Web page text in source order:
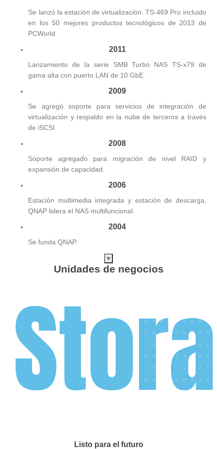
Se lanzó la estación de virtualización. TS-469 Pro incluido
en los 50 mejores productos tecnológicos de 2013 de
PCWorld
2011
Lanzamiento de la serie SMB Turbo NAS TS-x79 de
gama alta con puerto LAN de 10 GbE.
2009
Se agregó soporte para servicios de integración de
virtualización y respaldo en la nube de terceros a través
de iSCSI.
2008
Soporte agregado para migración de nivel RAID y
expansión de capacidad.
2006
Estación multimedia integrada y estación de descarga,
QNAP lidera el NAS multifuncional.
2004
Se funda QNAP.
▼
Unidades de negocios
Listo para el futuro